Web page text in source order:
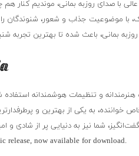
با صدای روزبه بمانی، موندیم کنار هم
با موضوعیت جذاب و شعور، شنوندگان
بمانی، باعث شده تا بهترین تجربه
هنرمندانه و تنظیمات هوشمندانه
خواننده، به یکی از بهترین و
شما نیز به دنیایی پر از شادی و
release, now available for download.